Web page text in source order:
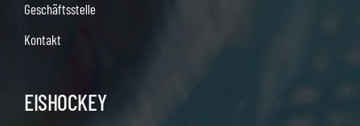
Geschäftsstelle
Kontakt
EISHOCKEY